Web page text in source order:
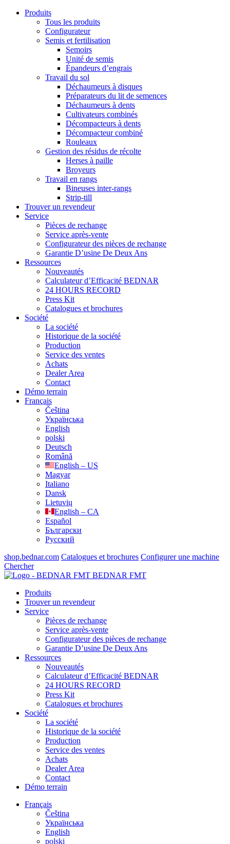
Produits
Tous les produits
Configurateur
Semis et fertilisation
Semoirs
Unité de semis
Épandeurs d’engrais
Travail du sol
Déchaumeurs à disques
Préparateurs du lit de semences
Déchaumeurs à dents
Cultivateurs combinés
Décompacteurs à dents
Décompacteur combiné
Rouleaux
Gestion des résidus de récolte
Herses à paille
Broyeurs
Travail en rangs
Bineuses inter-rangs
Strip-till
Trouver un revendeur
Service
Pièces de rechange
Service après-vente
Configurateur des pièces de rechange
Garantie D’usine De Deux Ans
Ressources
Nouveautés
Calculateur d’Efficacité BEDNAR
24 HOURS RECORD
Press Kit
Catalogues et brochures
Société
La société
Historique de la société
Production
Service des ventes
Achats
Dealer Area
Contact
Démo terrain
Français
Čeština
Українська
English
polski
Deutsch
Română
English – US
Magyar
Italiano
Dansk
Lietuvių
English – CA
Español
Български
Русский
shop.bednar.com Catalogues et brochures Configurer une machine
Chercher
BEDNAR FMT
Produits
Trouver un revendeur
Service
Pièces de rechange
Service après-vente
Configurateur des pièces de rechange
Garantie D’usine De Deux Ans
Ressources
Nouveautés
Calculateur d’Efficacité BEDNAR
24 HOURS RECORD
Press Kit
Catalogues et brochures
Société
La société
Historique de la société
Production
Service des ventes
Achats
Dealer Area
Contact
Démo terrain
Français
Čeština
Українська
English
polski